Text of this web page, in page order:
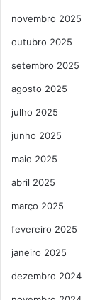
novembro 2025
outubro 2025
setembro 2025
agosto 2025
julho 2025
junho 2025
maio 2025
abril 2025
março 2025
fevereiro 2025
janeiro 2025
dezembro 2024